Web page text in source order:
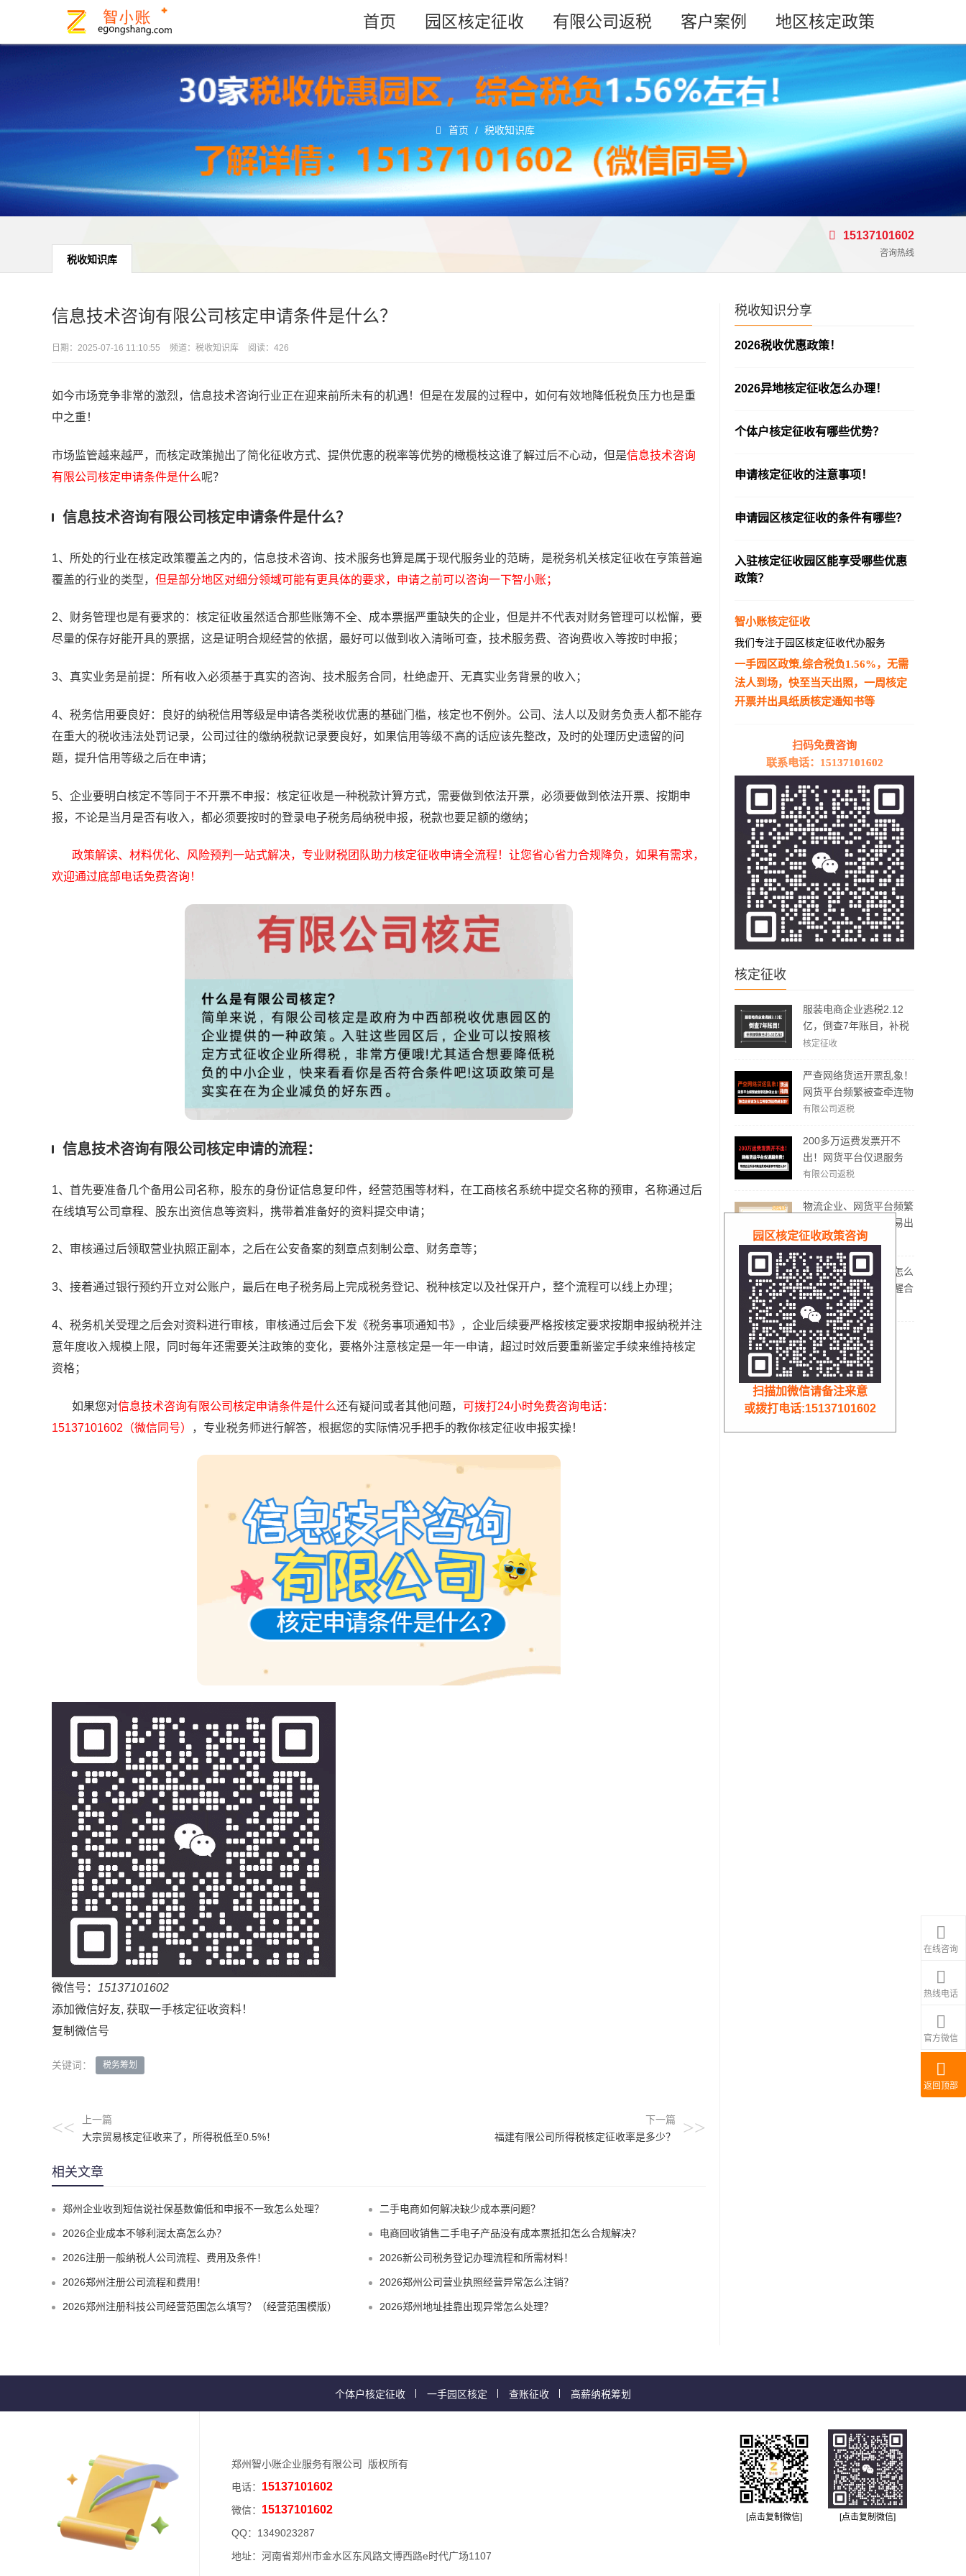
首页 园区核定征收 有限公司返税 客户案例 地区核定政策
首页 / 税收知识库
税收知识库
15137101602
咨询热线
税收知识分享
2026税收优惠政策！
2026异地核定征收怎么办理！
个体户核定征收有哪些优势？
申请核定征收的注意事项！
申请园区核定征收的条件有哪些？
入驻核定征收园区能享受哪些优惠
政策？
智小账核定征收
我们专注于园区核定征收代办服务
一手园区政策,综合税负1.56%，无需
法人到场，快至当天出照，一周核定
开票并出具纸质核定通知书等
扫码免费咨询
联系电话：15137101602
核定征收
服装电商企业逃税2.12
亿，倒查7年账目，补税
加罚款3.62亿元！
核定征收
严查网络货运开票乱象！
网货平台频繁被查牵连物
流企业！物流企业该怎么
有限公司返税
200多万运费发票开不
出！网货平台仅退服务
费，运费成本拿不到怎么
有限公司返税
物流企业、网货平台频繁
被稽查，哪些方面容易出
现问题？怎么实现合规经
营？
有限公司返税
电商没有成本票应该怎么
办？收到税务预警提醒合
规解决方案！
核定征收
信息技术咨询有限公司核定申请条件是什么？
日期： 2025-07-16 11:10:55 频道： 税收知识库 阅读：426
如今市场竞争非常的激烈，信息技术咨询行业正在迎来前所未有的机遇！但是在发展的过程中，如何有效地降低税负压力也是重
中之重！
市场监管越来越严，而核定政策抛出了简化征收方式、提供优惠的税率等优势的橄榄枝这谁了解过后不心动，但是信息技术咨询
有限公司核定申请条件是什么呢？
信息技术咨询有限公司核定申请条件是什么？
1、所处的行业在核定政策覆盖之内的，信息技术咨询、技术服务也算是属于现代服务业的范畴，是税务机关核定征收在亨策普遍
覆盖的行业的类型， 但是部分地区对细分领域可能有更具体的要求，申请之前可以咨询一下智小账；
2、财务管理也是有要求的：核定征收虽然适合那些账簿不全、成本票据严重缺失的企业，但是并不代表对财务管理可以松懈，要
尽量的保存好能开具的票据，这是证明合规经营的依据，最好可以做到收入清晰可查，技术服务费、咨询费收入等按时申报；
3、真实业务是前提：所有收入必须基于真实的咨询、技术服务合同，杜绝虚开、无真实业务背景的收入；
4、税务信用要良好：良好的纳税信用等级是申请各类税收优惠的基础门槛，核定也不例外。公司、法人以及财务负责人都不能存
在重大的税收违法处罚记录，公司过往的缴纳税款记录要良好，如果信用等级不高的话应该先整改，及时的处理历史遗留的问
题，提升信用等级之后在申请；
5、企业要明白核定不等同于不开票不申报：核定征收是一种税款计算方式，需要做到依法开票，必须要做到依法开票、按期申
报，不论是当月是否有收入，都必须要按时的登录电子税务局纳税申报，税款也要足额的缴纳；
政策解读、材料优化、风险预判一站式解决，专业财税团队助力核定征收申请全流程！让您省心省力合规降负，如果有需求，
欢迎通过底部电话免费咨询！
信息技术咨询有限公司核定申请的流程：
1、首先要准备几个备用公司名称，股东的身份证信息复印件，经营范围等材料，在工商核名系统中提交名称的预审，名称通过后
在线填写公司章程、股东出资信息等资料，携带着准备好的资料提交申请；
2、审核通过后领取营业执照正副本，之后在公安备案的刻章点刻制公章、财务章等；
3、接着通过银行预约开立对公账户，最后在电子税务局上完成税务登记、税种核定以及社保开户，整个流程可以线上办理；
4、税务机关受理之后会对资料进行审核，审核通过后会下发《税务事项通知书》，企业后续要严格按核定要求按期申报纳税并注
意年度收入规模上限，同时每年还需要关注政策的变化，要格外注意核定是一年一申请，超过时效后要重新鉴定手续来维持核定
资格；
如果您对信息技术咨询有限公司核定申请条件是什么还有疑问或者其他问题， 可拨打24小时免费咨询电话：
15137101602（微信同号）
，专业税务师进行解答，根据您的实际情况手把手的教你核定征收申报实操！
微信号： 15137101602
添加微信好友, 获取一手核定征收资料！
复制微信号
关键词： 税务筹划
<<
上一篇
大宗贸易核定征收来了，所得税低至0.5%！
下一篇
福建有限公司所得税核定征收率是多少？
>>
相关文章
郑州企业收到短信说社保基数偏低和申报不一致怎么处理？ 二手电商如何解决缺少成本票问题？
2026企业成本不够利润太高怎么办？ 电商回收销售二手电子产品没有成本票抵扣怎么合规解决？
2026注册一般纳税人公司流程、费用及条件！ 2026新公司税务登记办理流程和所需材料！
2026郑州注册公司流程和费用！ 2026郑州公司营业执照经营异常怎么注销？
2026郑州注册科技公司经营范围怎么填写？（经营范围模版） 2026郑州地址挂靠出现异常怎么处理？
在线咨询
热线电话
官方微信
返回顶部
个体户核定征收 一手园区核定 查账征收 高薪纳税筹划
[点击复制微信] [点击复制微信]
郑州智小账企业服务有限公司 版权所有
电话： 15137101602
微信： 15137101602
QQ： 1349023287
地址：河南省郑州市金水区东风路文博西路e时代广场1107
园区核定征收政策咨询
扫描加微信请备注来意
或拨打电话:15137101602